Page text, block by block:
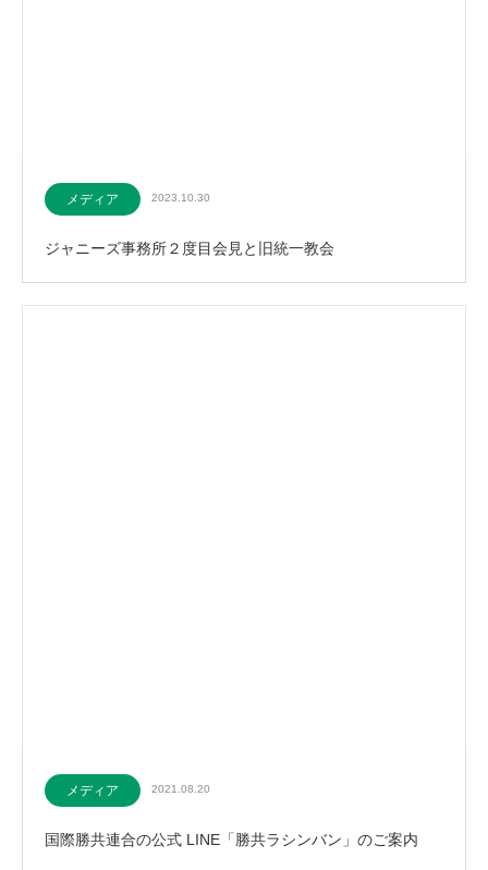
メディア 2023.10.30
ジャニーズ事務所２度目会見と旧統一教会
メディア 2021.08.20
国際勝共連合の公式 LINE「勝共ラシンバン」のご案内